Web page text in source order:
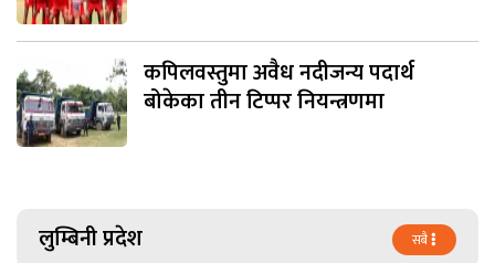
कपिलवस्तुमा अवैध नदीजन्य पदार्थ
बोकेका तीन टिप्पर नियन्त्रणमा
लुम्बिनी प्रदेश सबै